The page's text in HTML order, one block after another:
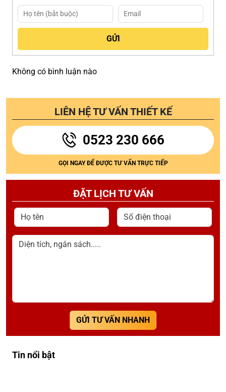
Không có bình luận nào
LIÊN HỆ TƯ VẤN THIẾT KẾ
0523 230 666
GỌI NGAY ĐỂ ĐƯỢC TƯ VẤN TRỰC TIẾP
ĐẶT LỊCH TƯ VẤN
Họ tên Số điện thoại
Diện tích, ngân sách.....
GỬI TƯ VẤN NHANH
Tin nổi bật